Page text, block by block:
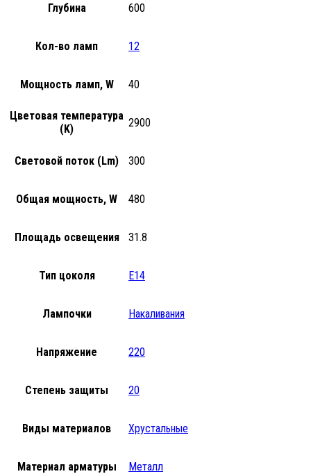
Глубина 600
Кол-во ламп 12
Мощность ламп, W 40
Цветовая температура
(K)
2900
Световой поток (Lm) 300
Общая мощность, W 480
Площадь освещения 31.8
Тип цоколя E14
Лампочки Накаливания
Напряжение 220
Степень защиты 20
Виды материалов Хрустальные
Материал арматуры Металл